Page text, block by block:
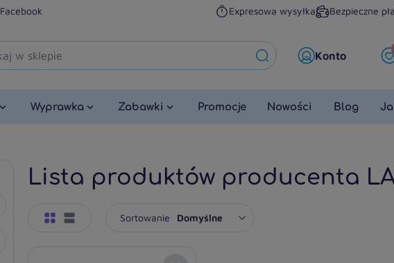
Facebook Expresowa wysyłka Bezpieczne
Konto
Wyprawka Zabawki Promocje Nowości Blog
Lista produktów producenta
Sortowanie